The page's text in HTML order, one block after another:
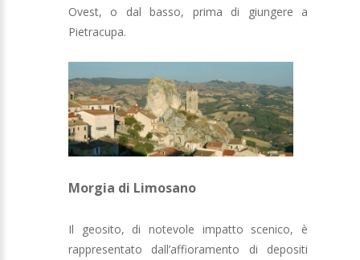
Ovest, o dal basso, prima di giungere a
Pietracupa.
Morgia di Limosano
Il geosito, di notevole impatto scenico, è
rappresentato dall’affioramento di depositi